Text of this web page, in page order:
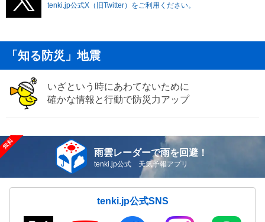
tenki.jp公式X（旧Twitter）をご利用ください。
「知る防災」地震
いざという時にあわてないために
確かな情報と行動で防災力アップ
雨雲レーダーで雨を回避！
tenki.jp公式 天気予報アプリ
tenki.jp公式SNS